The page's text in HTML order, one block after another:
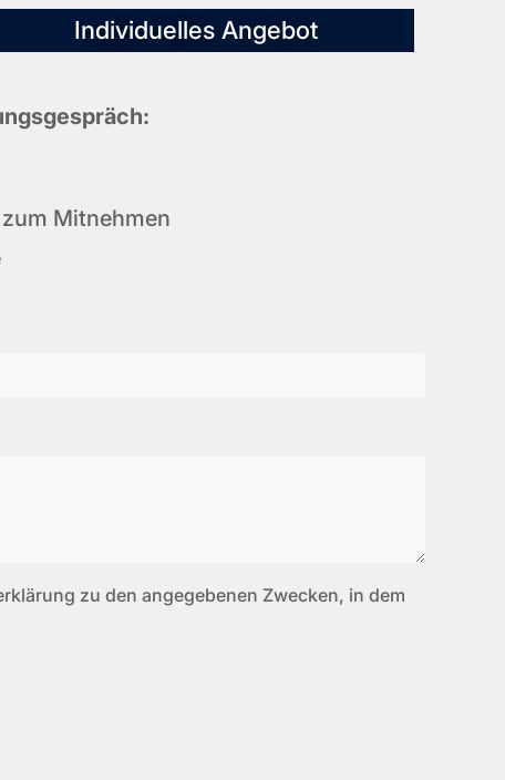
Individuelles Angebot
Mitnehmen
zu den angegebenen Zwecken, in dem